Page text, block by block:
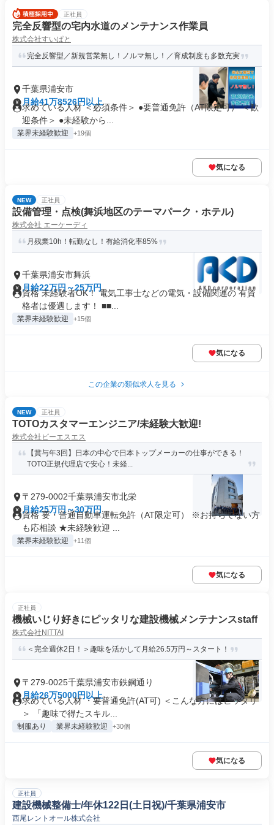
正社員
完全反響型の宅内水道のメンテナンス作業員
株式会社すいぱと
完全反響型／新規営業無し！ノルマ無し！／育成制度も多数充実
千葉県浦安市
月給41万8526円以上
求めている人材 ＜必須条件＞ ●要普通免許（AT限定可） ＜歓
迎条件＞ ●未経験から...
業界未経験歓迎 +19個
気になる
NEW 正社員
設備管理・点検(舞浜地区のテーマパーク・ホテル)
株式会社 エーケーディ
月残業10h！転勤なし！有給消化率85%
千葉県浦安市舞浜
月給22万円～25万円
資格 未経験者OK！ 電気工事士などの電気・設備関連の 有資
格者は優遇します！ ■■...
業界未経験歓迎 +15個
気になる
この企業の類似求人を見る
NEW 正社員
TOTOカスタマーエンジニア/未経験大歓迎!
株式会社ビーエスエス
【賞与年3回】日本の中心で日本トップメーカーの仕事ができる！
TOTO正規代理店で安心！未経...
〒279-0002千葉県浦安市北栄
月給25万円～30万円
資格 要・普通自動車運転免許（AT限定可） ※お持ちでない方
も応相談 ★未経験歓迎 ...
業界未経験歓迎 +11個
気になる
正社員
機械いじり好きにピッタリな建設機械メンテナンスstaff
株式会社NITTAI
＜完全週休2日！＞趣味を活かして月給26.5万円～スタート！
〒279-0025千葉県浦安市鉄鋼通り
月給26万5000円以上
求めている人材 ・要普通免許(AT可) ＜こんな方にはピッタリ
＞ 「趣味で得たスキル...
制服あり 業界未経験歓迎 +30個
気になる
正社員
建設機械整備士/年休122日(土日祝)/千葉県浦安市
西尾レントオール株式会社